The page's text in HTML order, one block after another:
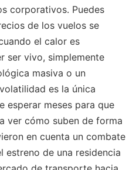
corporativos. Puedes
de los vuelos se
el calor es
ser vivo, simplemente
masiva o un
es la única
esperar meses para que
ver cómo suben de forma
en cuenta un combate
estreno de una residencia